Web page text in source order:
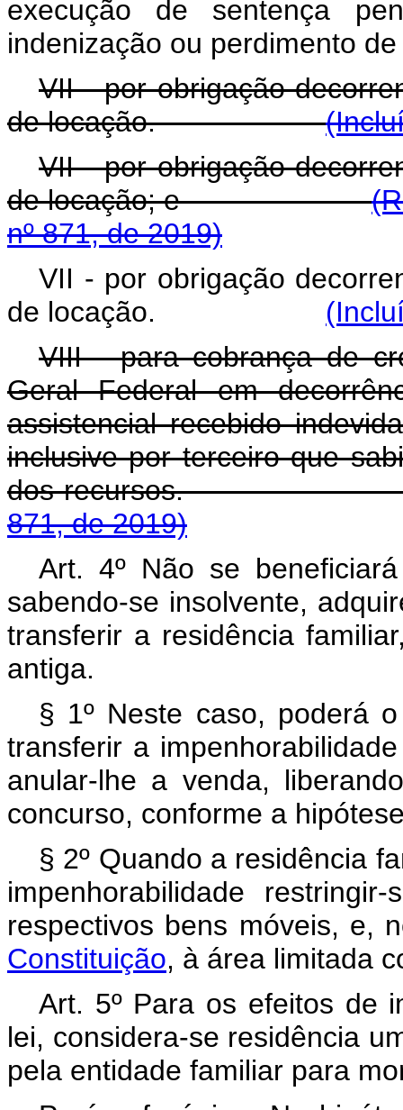
execução de sentença
indenização ou perdimento
VII - por obrigação
de locação.
VII - por obrigação
de locação; e
nº 871, de 2019)
VII - por obrigação
de locação.
VIII - para cobrança de
Geral Federal em
assistencial recebido
inclusive por terceiro que
dos
871, de 2019)
Art. 4º Não se
sabendo-se insolvente,
transferir a residência
antiga.
§ 1º Neste caso, poderá
transferir a
anular-lhe a venda,
concurso, conforme a
§ 2º Quando a residência
impenhorabilidade
respectivos bens móveis, e,
Constituição, à área limitada
Art. 5º Para os efeitos de
lei, considera-se residência
pela entidade familiar para